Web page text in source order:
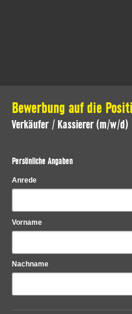
Bewerbung auf die
Verkäufer / Kassierer (m/w/d)
Persönliche Angaben
Anrede
Vorname
Nachname